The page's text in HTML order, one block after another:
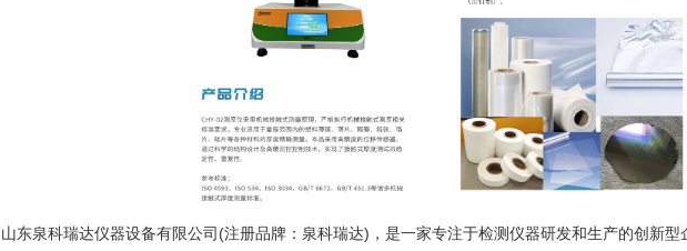
山东泉科瑞达仪器设备有限公司(注册品牌：泉科瑞达)，是一家专注于检测仪器研发和生产的创新